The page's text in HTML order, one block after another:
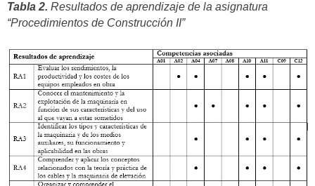
Tabla 2. Resultados de aprendizaje de la asignatura
“Procedimientos de Construcción II”